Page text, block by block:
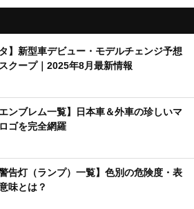
タ】新型車デビュー・モデルチェンジ予想
クープ｜2025年8月最新情報
エンブレム一覧】日本車＆外車の珍しいマ
ゴを完全網羅
警告灯（ランプ）一覧】色別の危険度・表
味とは？